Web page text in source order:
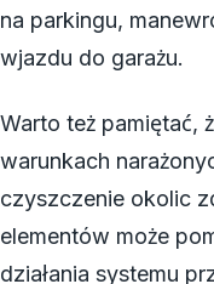
na parkingu,
wjazdu do garażu.
Warto też pamiętać,
warunkach
czyszczenie okolic
elementów może
działania systemu